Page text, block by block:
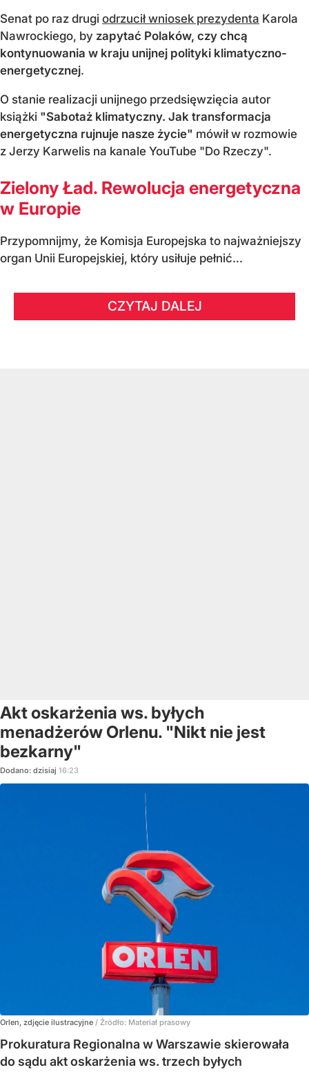
Senat po raz drugi odrzucił wniosek prezydenta Karola
Nawrockiego, by zapytać Polaków, czy chcą
kontynuowania w kraju unijnej polityki klimatyczno-
energetycznej.
O stanie realizacji unijnego przedsięwzięcia autor
książki "Sabotaż klimatyczny. Jak transformacja
energetyczna rujnuje nasze życie" mówił w rozmowie
z Jerzy Karwelis na kanale YouTube "Do Rzeczy".
Zielony Ład. Rewolucja energetyczna
w Europie
Przypomnijmy, że Komisja Europejska to najważniejszy
organ Unii Europejskiej, który usiłuje pełnić...
CZYTAJ DALEJ
Akt oskarżenia ws. byłych
menadżerów Orlenu. "Nikt nie jest
bezkarny"
Dodano: dzisiaj 16:23
Orlen, zdjęcie ilustracyjne / Źródło: Materiał prasowy
Prokuratura Regionalna w Warszawie skierowała
do sądu akt oskarżenia ws. trzech byłych